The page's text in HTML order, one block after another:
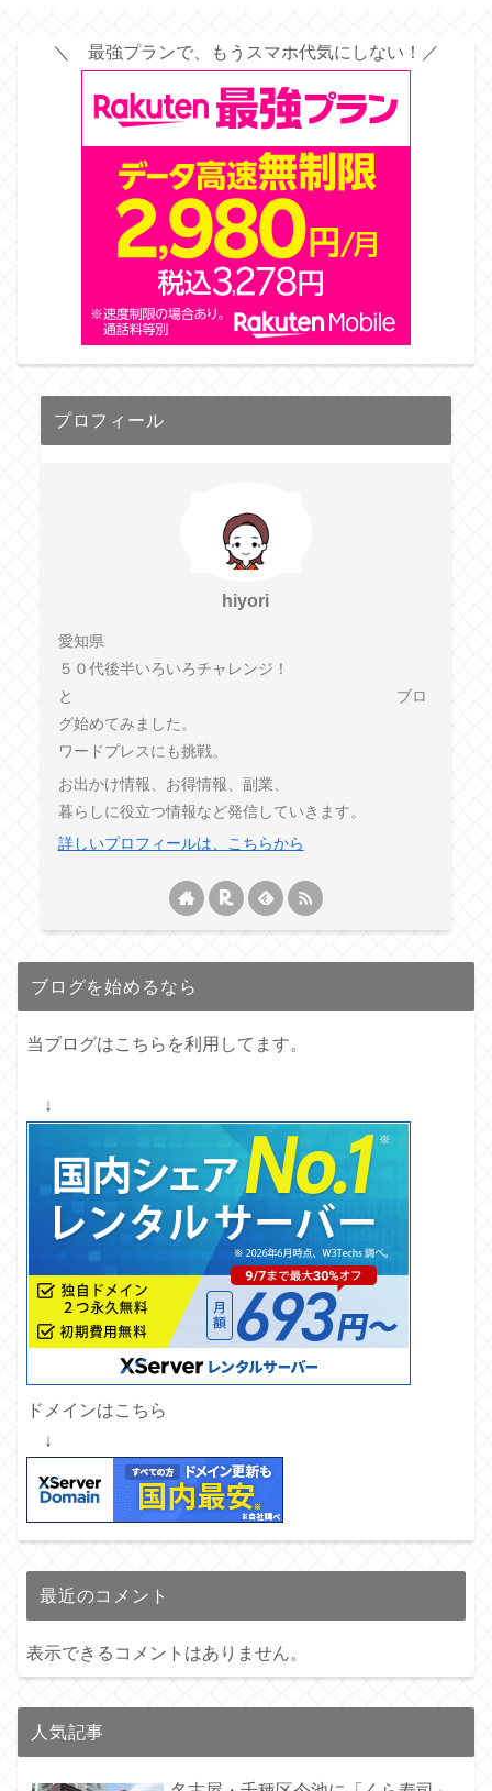
＼ 最強プランで、もうスマホ代気にしない！／
プロフィール
hiyori
愛知県
５０代後半いろいろチャレンジ！
と ブロ
グ始めてみました。
ワードプレスにも挑戦。
お出かけ情報、お得情報、副業、
暮らしに役立つ情報など発信していきます。
詳しいプロフィールは、こちらから
ブログを始めるなら
当ブログはこちらを利用してます。
↓
ドメインはこちら
↓
最近のコメント
表示できるコメントはありません。
人気記事